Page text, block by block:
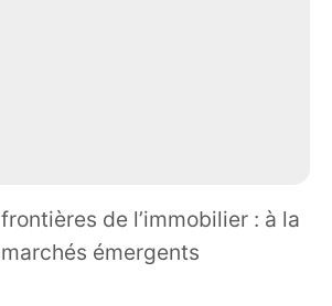
de l’immobilier : à la
émergents